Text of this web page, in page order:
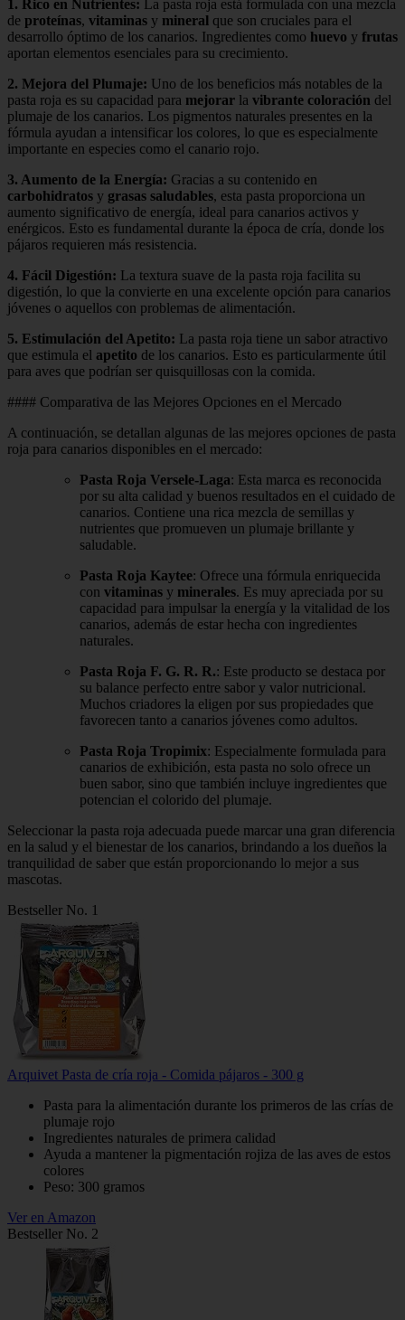
1. Rico en Nutrientes: La pasta roja está formulada con una mezcla
de proteínas, vitaminas y mineral que son cruciales para el
desarrollo óptimo de los canarios. Ingredientes como huevo y frutas
aportan elementos esenciales para su crecimiento.
2. Mejora del Plumaje: Uno de los beneficios más notables de la
pasta roja es su capacidad para mejorar la vibrante coloración del
plumaje de los canarios. Los pigmentos naturales presentes en la
fórmula ayudan a intensificar los colores, lo que es especialmente
importante en especies como el canario rojo.
3. Aumento de la Energía: Gracias a su contenido en
carbohidratos y grasas saludables, esta pasta proporciona un
aumento significativo de energía, ideal para canarios activos y
enérgicos. Esto es fundamental durante la época de cría, donde los
pájaros requieren más resistencia.
4. Fácil Digestión: La textura suave de la pasta roja facilita su
digestión, lo que la convierte en una excelente opción para canarios
jóvenes o aquellos con problemas de alimentación.
5. Estimulación del Apetito: La pasta roja tiene un sabor atractivo
que estimula el apetito de los canarios. Esto es particularmente útil
para aves que podrían ser quisquillosas con la comida.
#### Comparativa de las Mejores Opciones en el Mercado
A continuación, se detallan algunas de las mejores opciones de pasta
roja para canarios disponibles en el mercado:
Pasta Roja Versele-Laga: Esta marca es reconocida
por su alta calidad y buenos resultados en el cuidado de
canarios. Contiene una rica mezcla de semillas y
nutrientes que promueven un plumaje brillante y
saludable.
Pasta Roja Kaytee: Ofrece una fórmula enriquecida
con vitaminas y minerales. Es muy apreciada por su
capacidad para impulsar la energía y la vitalidad de los
canarios, además de estar hecha con ingredientes
naturales.
Pasta Roja F. G. R. R.: Este producto se destaca por
su balance perfecto entre sabor y valor nutricional.
Muchos criadores la eligen por sus propiedades que
favorecen tanto a canarios jóvenes como adultos.
Pasta Roja Tropimix: Especialmente formulada para
canarios de exhibición, esta pasta no solo ofrece un
buen sabor, sino que también incluye ingredientes que
potencian el colorido del plumaje.
Seleccionar la pasta roja adecuada puede marcar una gran diferencia
en la salud y el bienestar de los canarios, brindando a los dueños la
tranquilidad de saber que están proporcionando lo mejor a sus
mascotas.
Bestseller No. 1
Arquivet Pasta de cría roja - Comida pájaros - 300 g
Pasta para la alimentación durante los primeros de las crías de
plumaje rojo
Ingredientes naturales de primera calidad
Ayuda a mantener la pigmentación rojiza de las aves de estos
colores
Peso: 300 gramos
Ver en Amazon
Bestseller No. 2